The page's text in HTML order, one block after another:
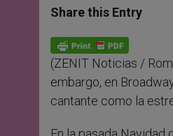
t
s
p
p
s
e
g
e
r
e
b
o
k
Share this Entry
(ZENIT Noticias /
embargo, en
cantante como la